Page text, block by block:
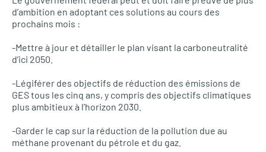
d’ambition en adoptant ces solutions au cours des
prochains mois :
-Mettre à jour et détailler le plan visant la carboneutralité
d’ici 2050.
-Légiférer des objectifs de réduction des émissions de
GES tous les cinq ans, y compris des objectifs climatiques
plus ambitieux à l’horizon 2030.
-Garder le cap sur la réduction de la pollution due au
méthane provenant du pétrole et du gaz.